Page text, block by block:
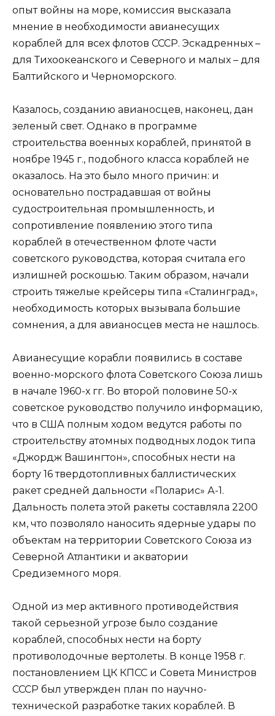
опыт войны на море, комиссия высказала
мнение в необходимости авианесущих
кораблей для всех флотов СССР. Эскадренных –
для Тихоокеанского и Северного и малых – для
Балтийского и Черноморского.
Казалось, созданию авианосцев, наконец, дан
зеленый свет. Однако в программе
строительства военных кораблей, принятой в
ноябре 1945 г., подобного класса кораблей не
оказалось. На это было много причин: и
основательно пострадавшая от войны
судостроительная промышленность, и
сопротивление появлению этого типа
кораблей в отечественном флоте части
советского руководства, которая считала его
излишней роскошью. Таким образом, начали
строить тяжелые крейсеры типа «Сталинград»,
необходимость которых вызывала большие
сомнения, а для авианосцев места не нашлось.
Авианесущие корабли появились в составе
военно-морского флота Советского Союза лишь
в начале 1960-х гг. Во второй половине 50-х
советское руководство получило информацию,
что в США полным ходом ведутся работы по
строительству атомных подводных лодок типа
«Джордж Вашингтон», способных нести на
борту 16 твердотопливных баллистических
ракет средней дальности «Поларис» А-1.
Дальность полета этой ракеты составляла 2200
км, что позволяло наносить ядерные удары по
объектам на территории Советского Союза из
Северной Атлантики и акватории
Средиземного моря.
Одной из мер активного противодействия
такой серьезной угрозе было создание
кораблей, способных нести на борту
противолодочные вертолеты. В конце 1958 г.
постановлением ЦК КПСС и Совета Министров
СССР был утвержден план по научно-
технической разработке таких кораблей. В